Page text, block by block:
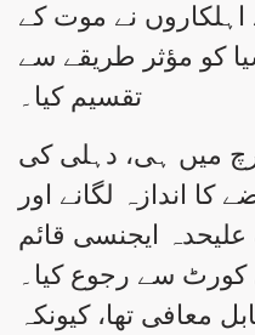
نے موت کے
کو مؤثر طریقے سے
تقسیم کیا۔
میں ہی، دہلی کی
اندازہ لگانے اور
ایجنسی قائم
کورٹ سے رجوع کیا۔
معافی تھا، کیونکہ